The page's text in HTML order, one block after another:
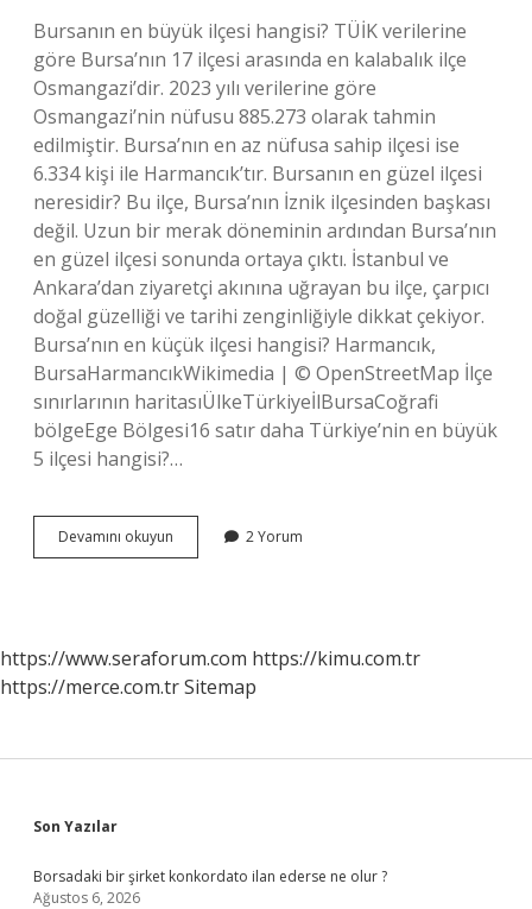
Bursanın en büyük ilçesi hangisi? TÜİK verilerine
göre Bursa’nın 17 ilçesi arasında en kalabalık ilçe
Osmangazi’dir. 2023 yılı verilerine göre
Osmangazi’nin nüfusu 885.273 olarak tahmin
edilmiştir. Bursa’nın en az nüfusa sahip ilçesi ise
6.334 kişi ile Harmancık’tır. Bursanın en güzel ilçesi
neresidir? Bu ilçe, Bursa’nın İznik ilçesinden başkası
değil. Uzun bir merak döneminin ardından Bursa’nın
en güzel ilçesi sonunda ortaya çıktı. İstanbul ve
Ankara’dan ziyaretçi akınına uğrayan bu ilçe, çarpıcı
doğal güzelliği ve tarihi zenginliğiyle dikkat çekiyor.
Bursa’nın en küçük ilçesi hangisi? Harmancık,
BursaHarmancıkWikimedia | © OpenStreetMap İlçe
sınırlarının haritasıÜlkeTürkiyeİlBursaCoğrafi
bölgeEge Bölgesi16 satır daha Türkiye’nin en büyük
5 ilçesi hangisi?…
Devamını okuyun Bursanın
En
2 Yorum
https://www.seraforum.com https://kimu.com.tr
https://merce.com.trSitemap
Sidebar
Son Yazılar
Borsadaki bir şirket konkordato ilan ederse ne olur ?
Ağustos 6, 2026